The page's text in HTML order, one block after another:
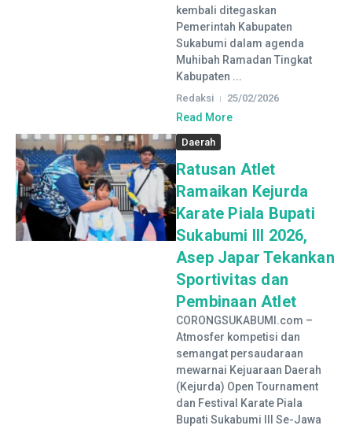
kembali ditegaskan
Pemerintah Kabupaten
Sukabumi dalam agenda
Muhibah Ramadan Tingkat
Kabupaten ...
Redaksi 25/02/2026
Read More
Daerah
Ratusan Atlet
Ramaikan Kejurda
Karate Piala Bupati
Sukabumi III 2026,
Asep Japar Tekankan
Sportivitas dan
Pembinaan Atlet
CORONGSUKABUMI.com –
Atmosfer kompetisi dan
semangat persaudaraan
mewarnai Kejuaraan Daerah
(Kejurda) Open Tournament
dan Festival Karate Piala
Bupati Sukabumi III Se-Jawa